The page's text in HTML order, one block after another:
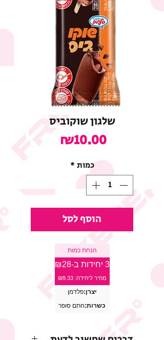
שלגון שוקוביס
₪10.00 מחיר
כמות *
הוסף לסל
הנחת כמות
3 יחידות ב-₪28
מחיר ליחידה: ₪9.33
יצרן:פלדמן
כשרות:חתם סופר